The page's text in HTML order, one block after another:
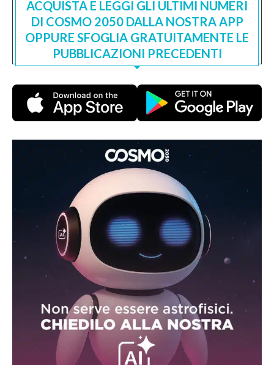
ACQUISTA E LEGGI GLI ULTIMI NUMERI
DI COSMO 2050 DALLA NOSTRA APP
OPPURE SFOGLIA GRATUITAMENTE LE
PUBBLICAZIONI PRECEDENTI